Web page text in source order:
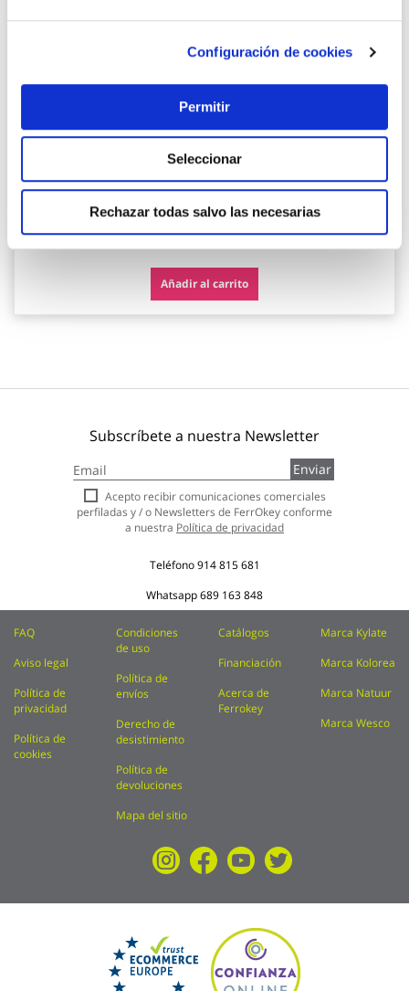
Configuración de cookies
Permitir
Seleccionar
Rechazar todas salvo las necesarias
Tesa
28,00 €
Añadir al carrito
Subscríbete a nuestra Newsletter
a
nuestro
boletín
de
Enviar
Acepto recibir comunicaciones comerciales
perfiladas y / o Newsletters de FerrOkey conforme
a nuestra Política de privacidad
Teléfono914 815 681
Whatsapp689 163 848
FAQ
Aviso legal
Política de
privacidad
Política de
cookies
Condiciones
de uso
Política de
envíos
Derecho de
desistimiento
Política de
devoluciones
Mapa del sitio
Catálogos
Financiación
Acerca de
Ferrokey
Marca Kylate
Marca Kolorea
Marca Natuur
Marca Wesco